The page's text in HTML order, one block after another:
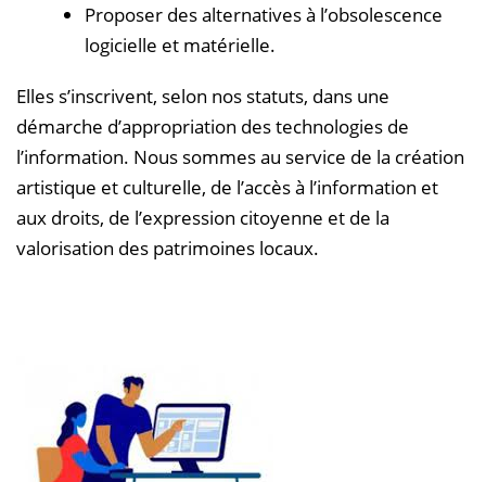
Proposer des alternatives à l’obsolescence
logicielle et matérielle.
Elles s’inscrivent, selon nos statuts, dans une
démarche d’appropriation des technologies de
l’information. Nous sommes au service de la création
artistique et culturelle, de l’accès à l’information et
aux droits, de l’expression citoyenne et de la
valorisation des patrimoines locaux.